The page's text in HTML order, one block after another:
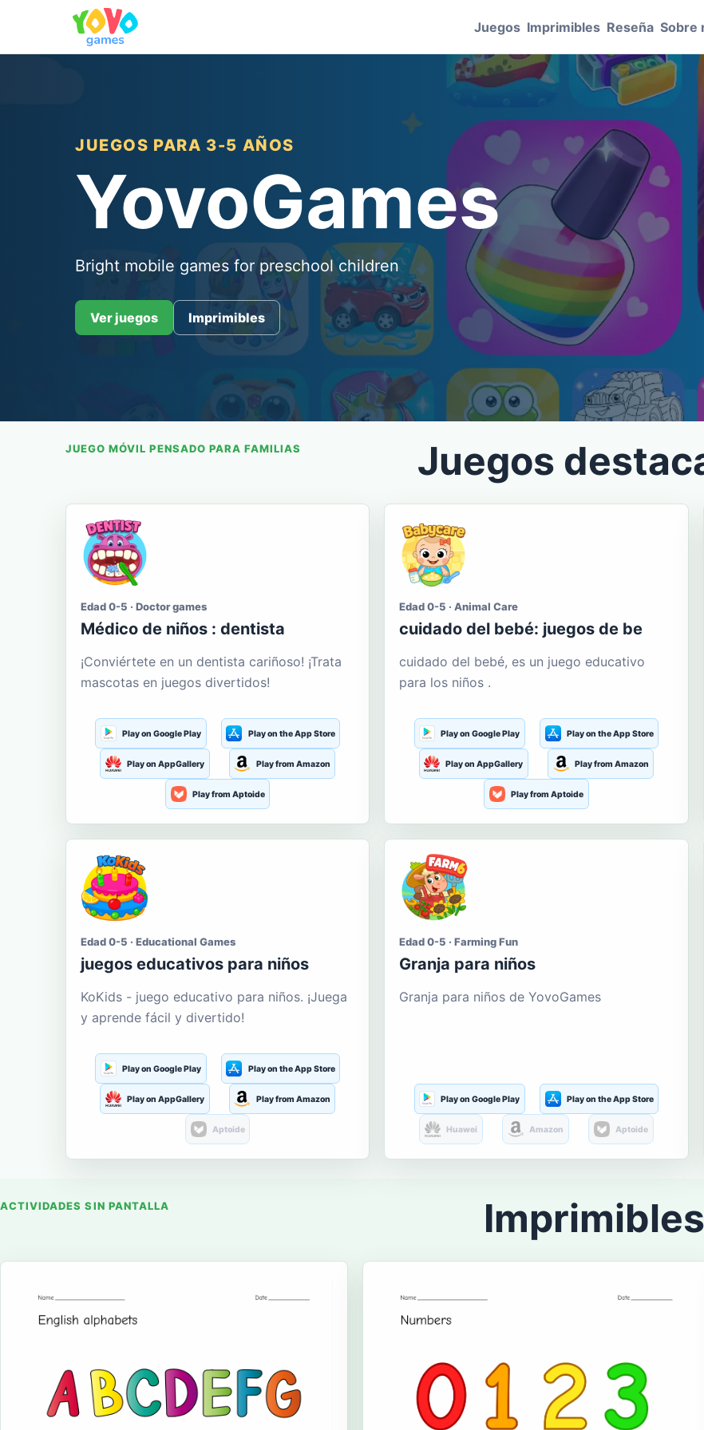
Juegos Imprimibles Reseña Sobre
JUEGOS PARA 3-5 AÑOS
YovoGames
Bright mobile games for preschool children
Ver juegos Imprimibles
JUEGO MÓVIL PENSADO PARA FAMILIAS Juegos
Edad 0-5 · Doctor games
Médico de niños : dentista
¡Conviértete en un dentista cariñoso! ¡Trata
mascotas en juegos divertidos!
Play on Google Play Play on the App Store
Play on AppGallery Play from Amazon
Play from Aptoide
Edad 0-5 · Animal Care
cuidado del bebé: juegos de be
cuidado del bebé, es un juego educativo
para los niños .
Play on Google Play Play on the App Store
Play on AppGallery Play from Amazon
Play from Aptoide
Edad 0-5 · Educational Games
juegos educativos para niños
KoKids - juego educativo para niños. ¡Juega
y aprende fácil y divertido!
Play on Google Play Play on the App Store
Play on AppGallery Play from Amazon
Aptoide
Edad 0-5 · Farming Fun
Granja para niños
Granja para niños de YovoGames
Play on Google Play Play on the App Store
Huawei Amazon Aptoide
ACTIVIDADES SIN PANTALLA Imprimibles